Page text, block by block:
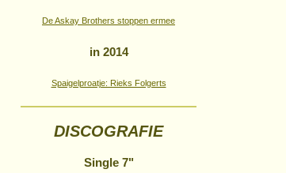
De Askay Brothers stoppen ermee
in 2014
Spaigelproatje: Rieks Folgerts
DISCOGRAFIE
Single 7"